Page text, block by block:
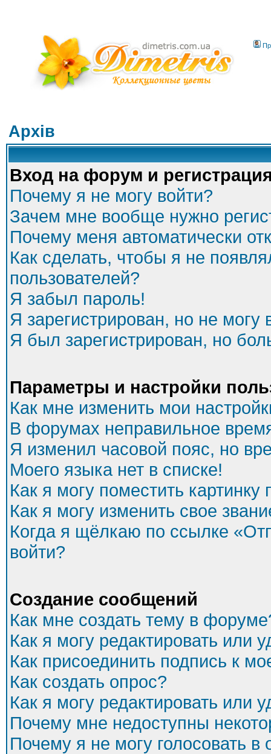
Архів
Вход на форум и
Почему я не могу войти?
Зачем мне вообще нужно
Почему меня автоматически
Как сделать, чтобы я не
пользователей?
Я забыл пароль!
Я зарегистрирован, но не могу
Я был зарегистрирован, но
Параметры и настройки
Как мне изменить мои
В форумах неправильное
Я изменил часовой пояс, но
Моего языка нет в списке!
Как я могу поместить
Как я могу изменить свое
Когда я щёлкаю по ссылке
войти?
Создание сообщений
Как мне создать тему в
Как я могу редактировать или
Как присоединить подпись к
Как создать опрос?
Как я могу редактировать или
Почему мне недоступны
Почему я не могу голосовать в